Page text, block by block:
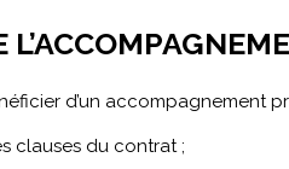
d’un accompagnement
clauses du contrat ;